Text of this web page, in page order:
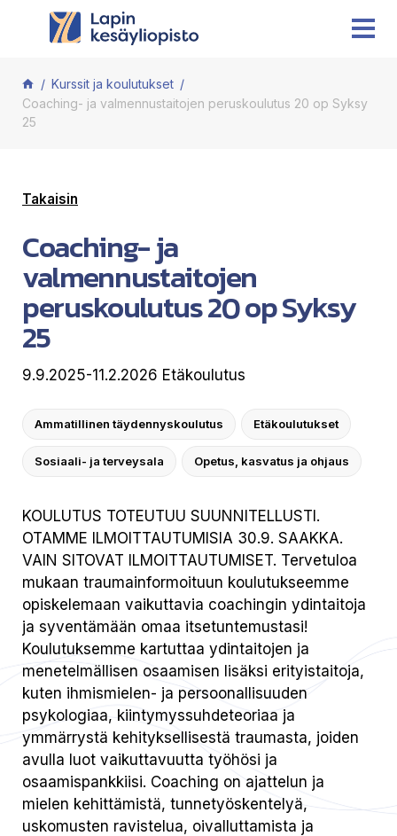
Siirry sisältöön
Kurssit ja koulutukset
Coaching- ja valmennustaitojen peruskoulutus 20 op Syksy
25
Takaisin
Coaching- ja
valmennustaitojen
peruskoulutus 20 op Syksy
25
9.9.2025-11.2.2026 Etäkoulutus
Ammatillinen täydennyskoulutus Etäkoulutukset
Sosiaali- ja terveysala Opetus, kasvatus ja ohjaus
KOULUTUS TOTEUTUU SUUNNITELLUSTI.
OTAMME ILMOITTAUTUMISIA 30.9. SAAKKA.
VAIN SITOVAT ILMOITTAUTUMISET. Tervetuloa
mukaan traumainformoituun koulutukseemme
opiskelemaan vaikuttavia coachingin ydintaitoja
ja syventämään omaa itsetuntemustasi!
Koulutuksemme kartuttaa ydintaitojen ja
menetelmällisen osaamisen lisäksi erityistaitoja,
kuten ihmismielen- ja persoonallisuuden
psykologiaa, kiintymyssuhdeteoriaa ja
ymmärrystä kehityksellisestä traumasta, joiden
avulla luot vaikuttavuutta työhösi ja
osaamispankkiisi. Coaching on ajattelun ja
mielen kehittämistä, tunnetyöskentelyä,
uskomusten ravistelua, oivalluttamista ja